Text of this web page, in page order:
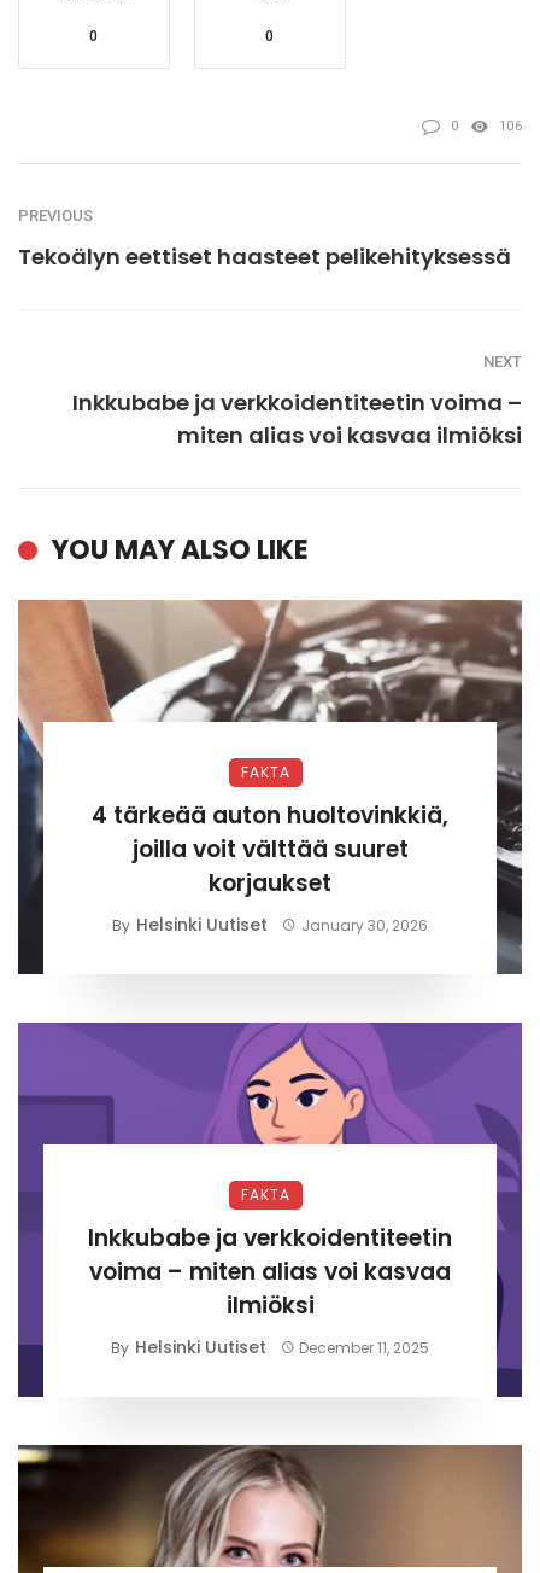
0 0
0 106
PREVIOUS
Tekoälyn eettiset haasteet pelikehityksessä
NEXT
Inkkubabe ja verkkoidentiteetin voima –
miten alias voi kasvaa ilmiöksi
YOU MAY ALSO LIKE
FAKTA
4 tärkeää auton huoltovinkkiä,
joilla voit välttää suuret
korjaukset
By Helsinki Uutiset January 30, 2026
FAKTA
Inkkubabe ja verkkoidentiteetin
voima – miten alias voi kasvaa
ilmiöksi
By Helsinki Uutiset December 11, 2025